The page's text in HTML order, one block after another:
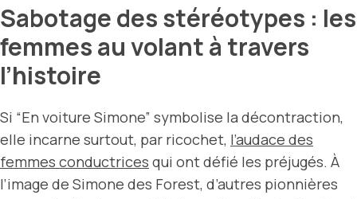
Sabotage des stéréotypes : les
femmes au volant à travers
l’histoire
Si “En voiture Simone” symbolise la décontraction,
elle incarne surtout, par ricochet, l’audace des
femmes conductrices qui ont défié les préjugés. À
l’image de Simone des Forest, d’autres pionnières